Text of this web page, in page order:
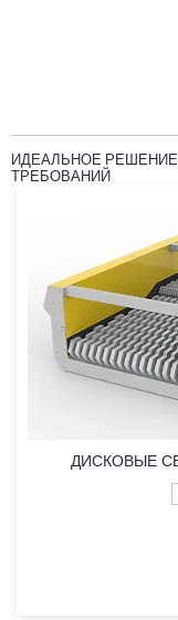
ИДЕАЛЬНОЕ
ТРЕБОВАНИЙ
ДИСКОВЫЕ